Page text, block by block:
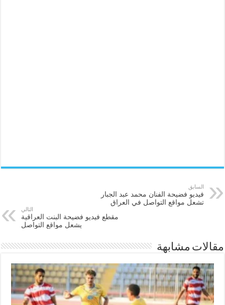
السابق
فيديو فضيحة الفنان محمد عبد الجبار
تشعل مواقع التواصل في العراق
التالي
مقطع فيديو فضيحة البنت العراقية
يشعل مواقع التواصل
مقالات مشابهة